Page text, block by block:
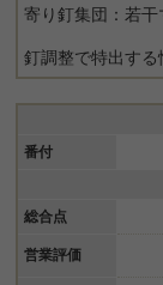
寄り釘集団：若干
釘調整で特出する
番付
総合点
営業評価